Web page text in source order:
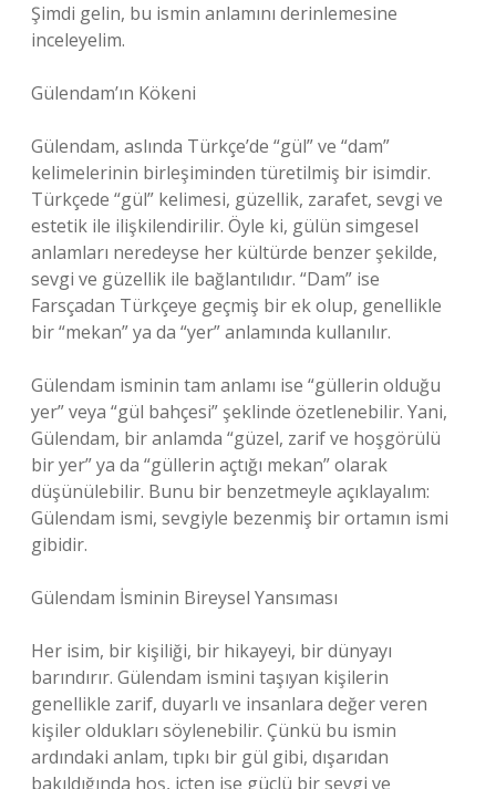
Şimdi gelin, bu ismin anlamını derinlemesine
inceleyelim.
Gülendam’ın Kökeni
Gülendam, aslında Türkçe’de “gül” ve “dam”
kelimelerinin birleşiminden türetilmiş bir isimdir.
Türkçede “gül” kelimesi, güzellik, zarafet, sevgi ve
estetik ile ilişkilendirilir. Öyle ki, gülün simgesel
anlamları neredeyse her kültürde benzer şekilde,
sevgi ve güzellik ile bağlantılıdır. “Dam” ise
Farsçadan Türkçeye geçmiş bir ek olup, genellikle
bir “mekan” ya da “yer” anlamında kullanılır.
Gülendam isminin tam anlamı ise “güllerin olduğu
yer” veya “gül bahçesi” şeklinde özetlenebilir. Yani,
Gülendam, bir anlamda “güzel, zarif ve hoşgörülü
bir yer” ya da “güllerin açtığı mekan” olarak
düşünülebilir. Bunu bir benzetmeyle açıklayalım:
Gülendam ismi, sevgiyle bezenmiş bir ortamın ismi
gibidir.
Gülendam İsminin Bireysel Yansıması
Her isim, bir kişiliği, bir hikayeyi, bir dünyayı
barındırır. Gülendam ismini taşıyan kişilerin
genellikle zarif, duyarlı ve insanlara değer veren
kişiler oldukları söylenebilir. Çünkü bu ismin
ardındaki anlam, tıpkı bir gül gibi, dışarıdan
bakıldığında hoş, içten ise güçlü bir sevgi ve